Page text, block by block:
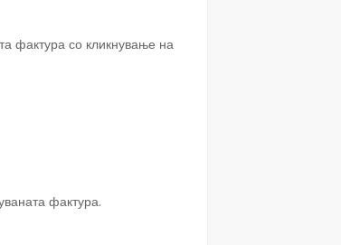
фактура со кликнување на
фактура.